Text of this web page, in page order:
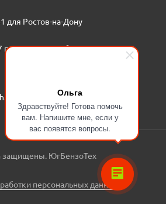
Ольга
Здравствуйте! Готова помочь
вам. Напишите мне, если у
вас появятся вопросы.
для Ростов-на-Дону
по всей России бесплатно
защищены. ЮгБензоТех
персональных данных